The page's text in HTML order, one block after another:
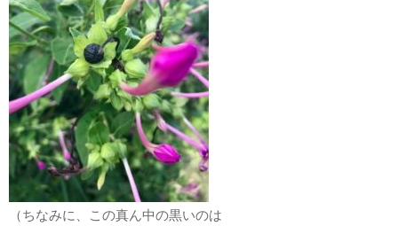
（ちなみに、この真ん中の黒いのは